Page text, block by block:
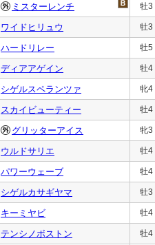
ミスターレンチ 牡3
ワイドヒリュウ 牡3
ハードリレー 牡5
ディアアゲイン 牡4
シゲルスペランツァ 牝4
スカイビューティー 牡4
グリッターアイス 牝3
ウルドサリエ 牡4
パワーウェーブ 牡4
シゲルカサギヤマ 牡3
キーミヤビ 牡4
テンシノボストン 牡4